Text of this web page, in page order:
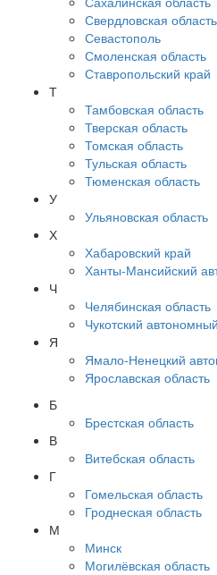
Свердловская область
Севастополь
Смоленская область
Ставропольский край
Т
Тамбовская область
Тверская область
Томская область
Тульская область
Тюменская область
У
Ульяновская область
Х
Хабаровский край
Ханты-Мансийский
Ч
Челябинская область
Чукотский
Я
Ямало-Ненецкий
Ярославская область
Б
Брестская область
В
Витебская область
Г
Гомельская область
Гроднеская область
М
Минск
Могилёвская область